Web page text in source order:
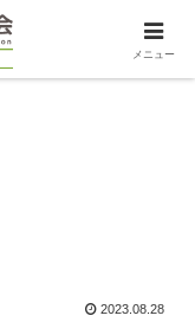
2023.08.28
メニュー